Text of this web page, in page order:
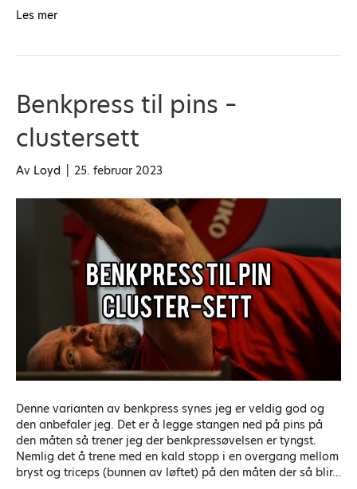
Les mer
Benkpress til pins –
clustersett
Av Loyd 25. februar 2023
Denne varianten av benkpress synes jeg er veldig god og
den anbefaler jeg. Det er å legge stangen ned på pins på
den måten så trener jeg der benkpressøvelsen er tyngst.
Nemlig det å trene med en kald stopp i en overgang mellom
bryst og triceps (bunnen av løftet) på den måten der så blir…